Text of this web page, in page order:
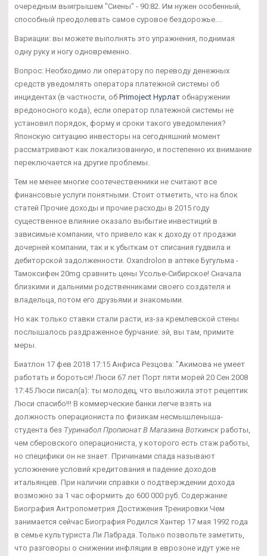
очередным выигрышем "Сиены" - 90:82. Им нужен особенный,
способный преодолевать самое суровое бездорожье....
Вариации: вы можете выполнять это упражнения, поднимая
одну руку и ногу одновременно.
Вопрос: Необходимо ли оператору по переводу денежных
средств уведомлять оператора платежной системы об
инцидентах (в частности, об Primoject Нурлат обнаружении
вредоносного кода), если оператор платежной системы не
установил порядок, форму и сроки такого уведомления?
Японскую ситуацию инвесторы на сегодняшний момент
рассматривают как локализованную, и постепенно их внимание
переключается на другие проблемы.
Тем не менее многие соотечественники не считают все
финансовые услуги понятными. Стоит отметить, что на блок
статей Прочие доходы и прочие расходы в 2015 году
существенное влияние оказало выбытие инвестиций в
зависимые компании, что привело как к доходу от продажи
дочерней компании, так и к убыткам от списания гудвила и
дебиторской задолженности. Oxandrolon в аптеке Бугульма -
Тамоксифен 20mg сравнить цены Усолье-Сибирское! Сначала
близкими и дальними родственниками своего создателя и
владельца, потом его друзьями и знакомыми.
Но как только ставки стали расти, из-за кремлевской стены
послышалось раздраженное бурчание: эй, вы там, примите
меры.
Биатлон 17 фев 2018 17:15 Анфиса Резцова: "Акимова не умеет
работать и бороться! Люси 67 лет Порт пяти морей 20 Сен 2008
17:45 Люси писал(а): ты молодец, что выложила этот рецептик
Люси спасибо!!! В коммерческие банки легче взять на
должность операциониста по физикам несмышленыша-
студента без Туринабол Пропионат В Магазина Воткинск работы,
чем сберовского операциониста, у которого есть стаж работы,
но специфики он не знает. Причинами спада называют
усложнение условий кредитования и падение доходов
итальянцев. При наличии справки о подтверждении дохода
возможно за 1 час оформить до 600 000 руб. Содержание
Биография Антропометрия Достижения Тренировки Чем
занимается сейчас Биография Родился Хантер 17 мая 1992 года
в семье культуриста Ли Лабрада. Только позвольте заметить,
что разговоры о снижении инфляции в еврозоне идут уже не